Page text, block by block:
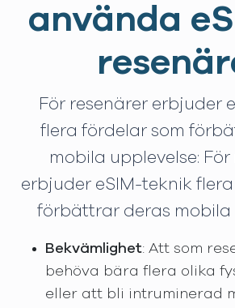
använda
För resenärer erbjuder
flera fördelar som
mobila upplevelse:
erbjuder eSIM-teknik
förbättrar deras mobila
Bekvämlighet: Att som
behöva bära flera olika
eller att bli intruminerad